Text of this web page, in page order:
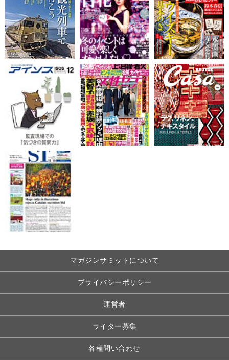
マガジンサミットについて
プライバシーポリシー
運営者
ライター募集
各種問い合わせ